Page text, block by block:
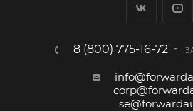
8 (800) 775-16-72